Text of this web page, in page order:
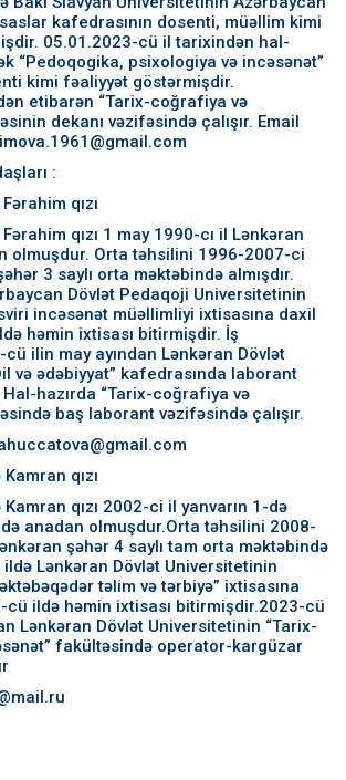
kafedrasının dosenti, müəllim kimi
05.01.2023-cü il tarixindən hal-
“Pedoqogika, psixologiya və incəsənət”
kimi fəaliyyət göstərmişdir.
etibarən “Tarix-coğrafiya və
dekanı vəzifəsində çalışır. Email
:
qızı
qızı 1 may 1990-cı il Lənkəran
olmuşdur. Orta təhsilini 1996-2007-ci
3 saylı orta məktəbində almışdır.
Dövlət Pedaqoji Universitetinin
incəsənət müəllimliyi ixtisasına daxil
həmin ixtisası bitirmişdir. İş
ilin may ayından Lənkəran Dövlət
və ədəbiyyat” kafedrasında laborant
Hal-hazırda “Tarix-coğrafiya və
baş laborant vəzifəsində çalışır.
qızı
qızı 2002-ci il yanvarın 1-də
anadan olmuşdur.Orta təhsilini 2008-
şəhər 4 saylı tam orta məktəbində
ildə Lənkəran Dövlət Universitetinin
təlim və tərbiyə” ixtisasına
cü ildə həmin ixtisası bitirmişdir.2023-cü
Lənkəran Dövlət Universitetinin “Tarix-
fakültəsində operator-kargüzar